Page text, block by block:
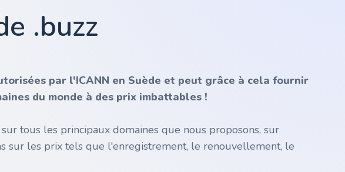
.buzz
par l'ICANN en Suède et peut grâce à cela fournir
du monde à des prix imbattables !
tous les principaux domaines que nous proposons, sur
sur les prix tels que l'enregistrement, le renouvellement, le